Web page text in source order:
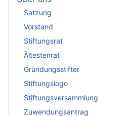
Satzung
Vorstand
Stiftungsrat
Ältestenrat
Gründungsstifter
Stiftungslogo
Stiftungsversammlung
Zuwendungsantrag